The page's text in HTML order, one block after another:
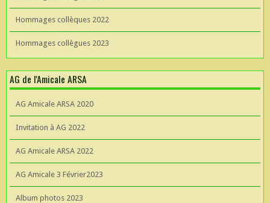
Hommages collèques 2022
Hommages collègues 2023
AG de l'Amicale ARSA
AG Amicale ARSA 2020
Invitation à AG 2022
AG Amicale ARSA 2022
AG Amicale 3 Février2023
Album photos 2023